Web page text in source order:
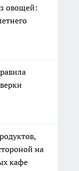
овощей:
на
кафе